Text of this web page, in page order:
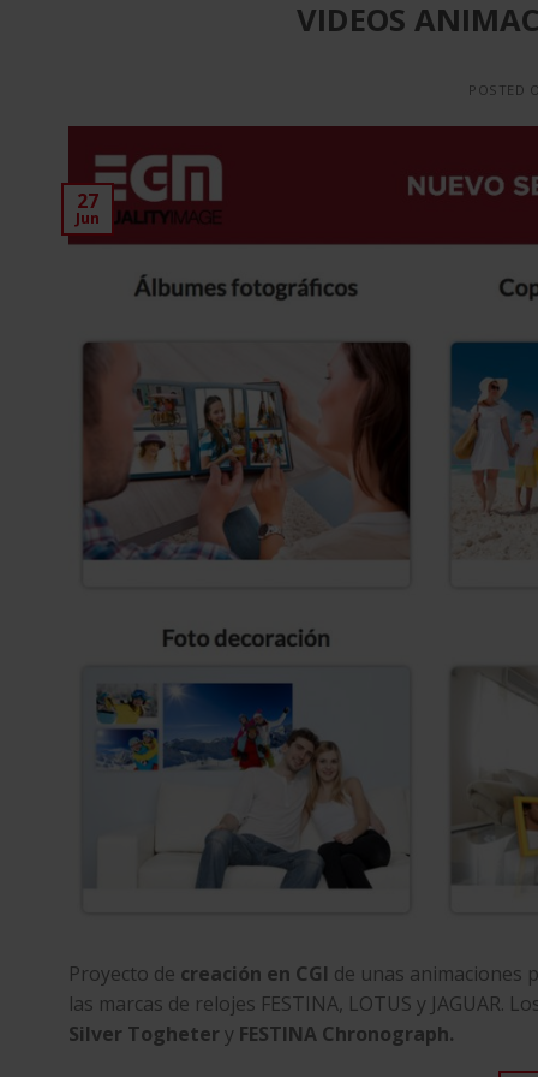
VIDEOS
POSTED
27
Jun
Proyecto de creación en CGI de unas animaciones
las marcas de relojes FESTINA, LOTUS y JAGUAR.
Silver Togheter y FESTINA Chronograph.